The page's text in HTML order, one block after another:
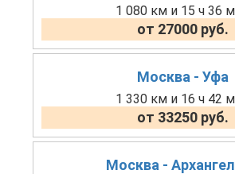
1 080 км и 15 ч 36
от 27000 руб.
Москва - Уфа
1 330 км и 16 ч 42
от 33250 руб.
Москва -